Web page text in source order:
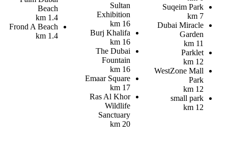
Suqeim Park
7 km
Dubai Miracle
Garden
11 km
Parklet
12 km
WestZone Mall
Park
12 km
small park
12 km
Sultan
Exhibition
16 km
Burj Khalifa
16 km
The Dubai
Fountain
16 km
Emaar Square
17 km
Ras Al Khor
Wildlife
Sanctuary
20 km
Beach
1.4 km
Frond A Beach
1.4 km